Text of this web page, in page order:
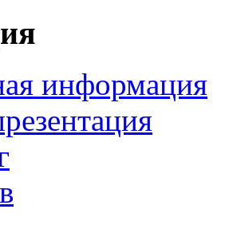
информация